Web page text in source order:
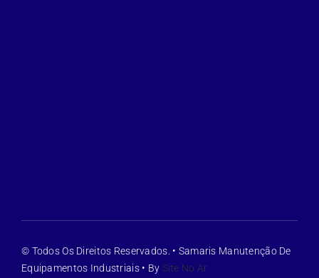
© Todos Os Direitos Reservados. • Samaris Manutenção De
Equipamentos Industriais • By Site No Ar